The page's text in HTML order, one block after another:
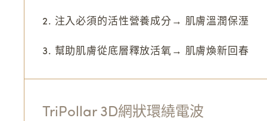
2. 注入必須的活性營養成分→ 肌膚溫潤保溼
3. 幫助肌膚從底層釋放活氧→ 肌膚煥新回春
TriPollar 3D網狀環繞電波